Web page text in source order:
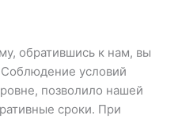
обратившись к нам, вы
условий
позволило нашей
сроки. При